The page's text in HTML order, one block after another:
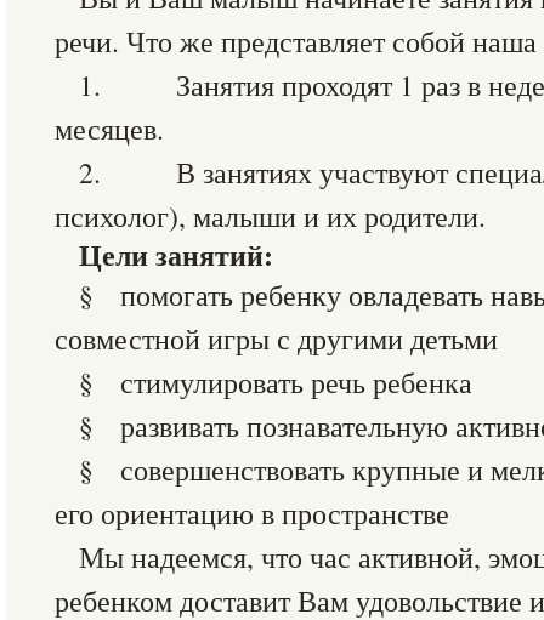
речи. Что же представляет собой наша
1. Занятия проходят 1 раз в
месяцев.
2. В занятиях участвуют
психолог), малыши и их родители.
Цели занятий:
§ помогать ребенку овладевать
совместной игры с другими детьми
§ стимулировать речь ребенка
§ развивать познавательную
§ совершенствовать крупные и
его ориентацию в пространстве
Мы надеемся, что час активной,
ребенком доставит Вам